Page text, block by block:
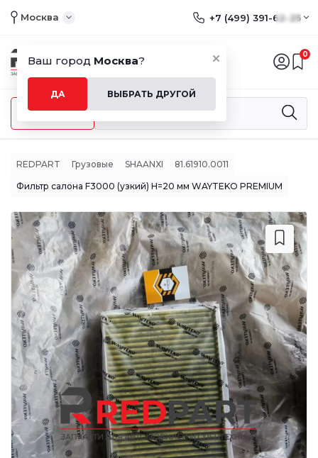
Ваш город Москва?
ДА ВЫБРАТЬ ДРУГОЙ
Москва +7 (499) 391-62-25
0
Меню
REDPART Грузовые SHAANXI 81.61910.0011
Фильтр салона F3000 (узкий) H=20 мм WAYTEKO PREMIUM